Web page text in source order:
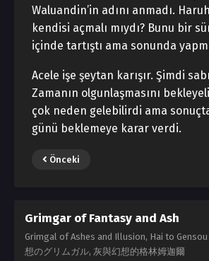
Waluandin’in adını anmadı.
kendisi açmalı mıydı? Bunu bir
içinde tartıştı ama sonunda
Acele işe şeytan karışır. Şimdi
Zamanın olgunlaşmasını
çok neden gelebilirdi ama
günü beklemeye karar verdi.
Önceki
Grimgar of Fantasy and Ash
Grimgal of Ashes and Illusion, Hai to
想のグリムガル, 灰與幻想的格林姆迦爾